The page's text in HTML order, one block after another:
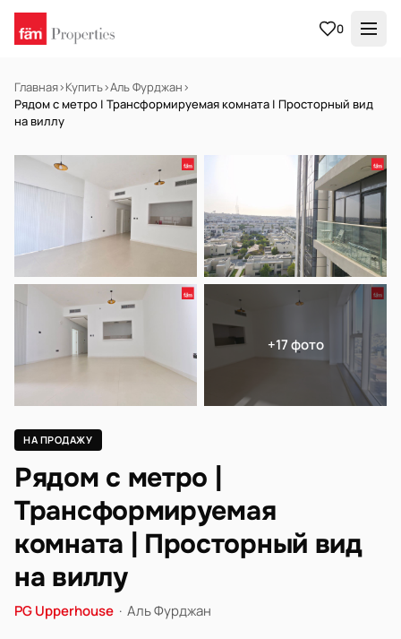
0
Главная›Купить›Аль Фурджан›
Рядом с метро | Трансформируемая комната | Просторный вид
на виллу
НА ПРОДАЖУ Готов к заселению
+17 фото
НА ПРОДАЖУ
Рядом с метро |
Трансформируемая
комната | Просторный вид
на виллу
PG Upperhouse · Аль Фурджан